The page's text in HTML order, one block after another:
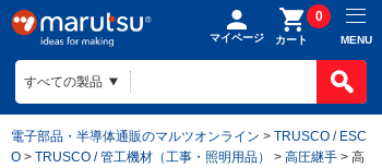
マイページ カート
0
MENU
電子部品・半導体通販のマルツオンライン > TRUSCO / ESC
O > TRUSCO / 管工機材（工事・照明用品） > 高圧継手 > 高